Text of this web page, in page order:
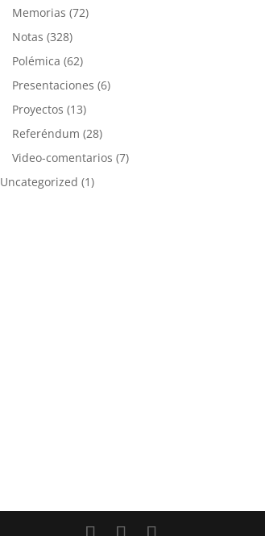
Memorias (72)
Notas (328)
Polémica (62)
Presentaciones (6)
Proyectos (13)
Referéndum (28)
Video-comentarios (7)
Uncategorized (1)